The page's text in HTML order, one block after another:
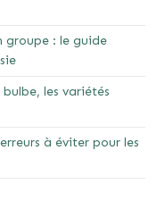
groupe : le guide
les variétés
à éviter pour les